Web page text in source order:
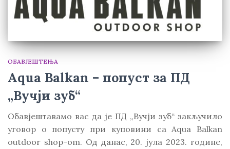
ОБАВЈЕШТЕЊА
Aqua Balkan – попуст за ПД
„Вучји зуб“
Обавјештавамо вас да је ПД „Вучји зуб“ закључило
уговор о попусту при куповини са Aqua Balkan
outdoor shop-оm. Од данас, 20. јула 2023. године,